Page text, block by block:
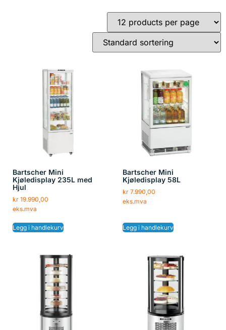
Bartscher Mini
Kjøledisplay 235L med
Hjul
kr 19.990,00
eks.mva
Legg i handlekurv
Bartscher Mini
Kjøledisplay 58L
kr7.990,00
eks.mva
Legg i handlekurv